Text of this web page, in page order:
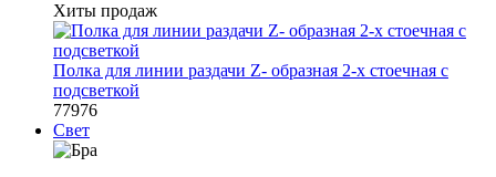
Хиты продаж
Полка для линии раздачи Z- образная 2-х стоечная с
подсветкой
77976
Свет